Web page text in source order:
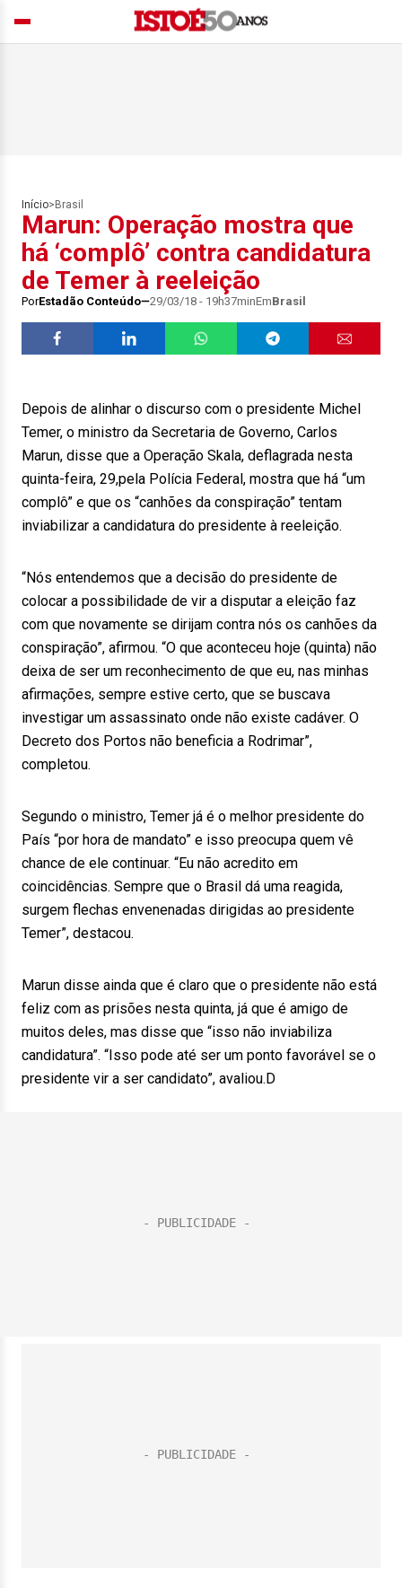
Início> Brasil
Marun: Operação mostra que
há ‘complô’ contra candidatura
de Temer à reeleição
PorEstadão Conteúdo 29/03/18 - 19h37minEmBrasil
Depois de alinhar o discurso com o presidente Michel
Temer, o ministro da Secretaria de Governo, Carlos
Marun, disse que a Operação Skala, deflagrada nesta
quinta-feira, 29,pela Polícia Federal, mostra que há “um
complô” e que os “canhões da conspiração” tentam
inviabilizar a candidatura do presidente à reeleição.
“Nós entendemos que a decisão do presidente de
colocar a possibilidade de vir a disputar a eleição faz
com que novamente se dirijam contra nós os canhões da
conspiração”, afirmou. “O que aconteceu hoje (quinta) não
deixa de ser um reconhecimento de que eu, nas minhas
afirmações, sempre estive certo, que se buscava
investigar um assassinato onde não existe cadáver. O
Decreto dos Portos não beneficia a Rodrimar”,
completou.
Segundo o ministro, Temer já é o melhor presidente do
País “por hora de mandato” e isso preocupa quem vê
chance de ele continuar. “Eu não acredito em
coincidências. Sempre que o Brasil dá uma reagida,
surgem flechas envenenadas dirigidas ao presidente
Temer”, destacou.
Marun disse ainda que é claro que o presidente não está
feliz com as prisões nesta quinta, já que é amigo de
muitos deles, mas disse que “isso não inviabiliza
candidatura”. “Isso pode até ser um ponto favorável se o
presidente vir a ser candidato”, avaliou.D